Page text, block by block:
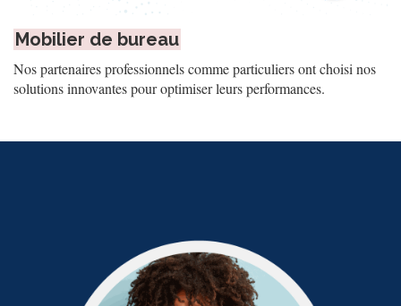
Mobilier de bureau
Nos partenaires professionnels comme particuliers ont choisi nos
solutions innovantes pour optimiser leurs performances.